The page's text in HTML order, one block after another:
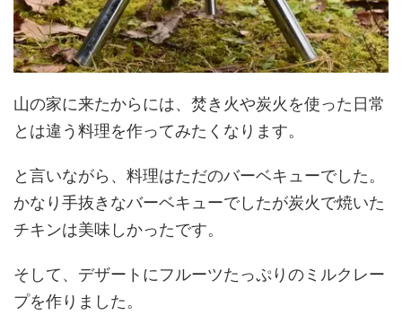
山の家に来たからには、焚き火や炭火を使った日常
とは違う料理を作ってみたくなります。
と言いながら、料理はただのバーベキューでした。
かなり手抜きなバーベキューでしたが炭火で焼いた
チキンは美味しかったです。
そして、デザートにフルーツたっぷりのミルクレー
プを作りました。